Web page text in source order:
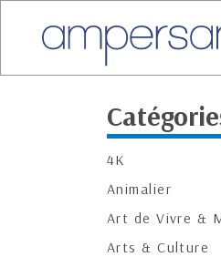
4K
Animalier
Art de Vivre &
Arts & Culture